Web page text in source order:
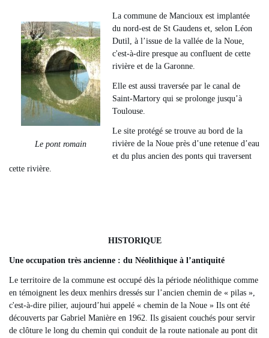
Le pont romain
La commune de Mancioux est implantée
du nord-est de St Gaudens et, selon Léon
Dutil, à l’issue de la vallée de la Noue,
c'est-à-dire presque au confluent de cette
rivière et de la Garonne.
Elle est aussi traversée par le canal de
Saint-Martory qui se prolonge jusqu’à
Toulouse.
Le site protégé se trouve au bord de la
rivière de la Noue près d’une retenue d’eau
et du plus ancien des ponts qui traversent
cette rivière.
HISTORIQUE
Une occupation très ancienne : du Néolithique à l’antiquité
Le territoire de la commune est occupé dès la période néolithique comme
en témoignent les deux menhirs dressés sur l’ancien chemin de « pilas »,
c'est-à-dire pilier, aujourd’hui appelé « chemin de la Noue » Ils ont été
découverts par Gabriel Manière en 1962. Ils gisaient couchés pour servir
de clôture le long du chemin qui conduit de la route nationale au pont dit